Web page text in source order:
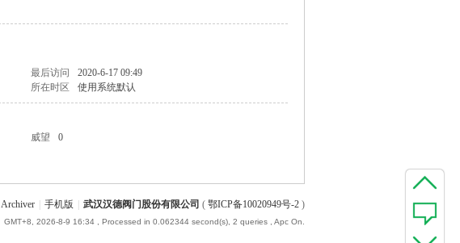
最后访问
2020-6-17 09:49
所在时区 使用系统默认
威望
0
Archiver 手机版 武汉汉德阀门股份有限公司 ( 鄂ICP备10020949号-2 )
GMT+8, 2026-8-9 16:34 , Processed in 0.062344 second(s), 2 queries , Apc On.